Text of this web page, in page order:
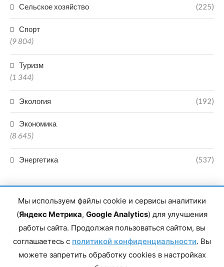
Сельское хозяйство (225)
Спорт
(9 804)
Туризм
(1 344)
Экология (192)
Экономика
(8 645)
Энергетика (537)
Главный редактор сетевого издания Магомаев Тимур Нухович.
Контакты редакции: 8(988)-292-94-34 Почта: vestiskfo@gmail.com По
Республика Дагестан, г. Махачкала, пр-т Насрутдинова, д. 1а. Все
права защищены. Копирование и использование полных материалов
Мы используем файлы cookie и сервисы аналитики
(Яндекс Метрика, Google Analytics) для улучшения
работы сайта. Продолжая пользоваться сайтом, вы
соглашаетесь с политикой конфиденциальности. Вы
можете запретить обработку cookies в настройках